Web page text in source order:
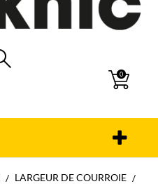
0
LARGEUR DE COURROIE